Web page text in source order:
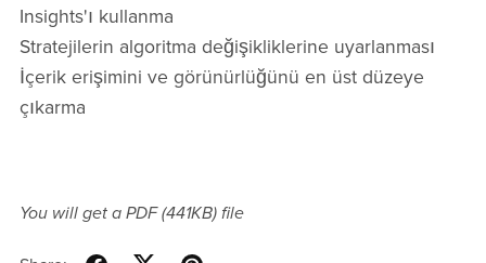
Insights'ı kullanma
Stratejilerin algoritma değişikliklerine uyarlanması
İçerik erişimini ve görünürlüğünü en üst düzeye
çıkarma
You will get a PDF(441KB)file